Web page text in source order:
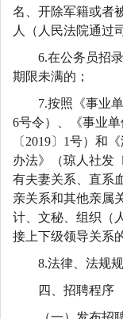
名、开除军籍或者
人（人民法院通过
6.在公务员招
期限未满的；
7.按照《事业
6号令）、《事业
〔2019〕1号）和
办法》（琼人社发
有夫妻关系、直系
亲关系和其他亲属
计、文秘、组织（
接上下级领导关系
8.法律、法规
四、招聘程序